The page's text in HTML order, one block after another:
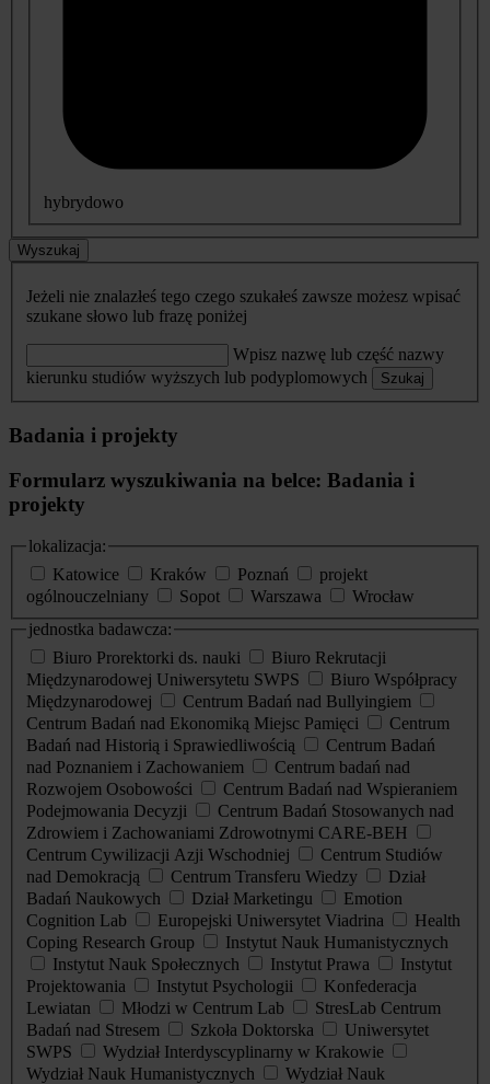
hybrydowo
Wyszukaj
Jeżeli nie znalazłeś tego czego szukałeś zawsze możesz wpisać
szukane słowo lub frazę poniżej
Wpisz nazwę lub część nazwy
kierunku studiów wyższych lub podyplomowych
Szukaj
Badania i projekty
Formularz wyszukiwania na belce: Badania i
projekty
lokalizacja:
Katowice
Kraków Poznań
projekt
ogólnouczelniany
Sopot Warszawa
Wrocław
jednostka badawcza:
Biuro Prorektorki ds. nauki
Biuro Rekrutacji
Międzynarodowej Uniwersytetu SWPS
Biuro Współpracy
Międzynarodowej
Centrum Badań nad Bullyingiem
Centrum Badań nad Ekonomiką Miejsc Pamięci
Centrum
Badań nad Historią i Sprawiedliwością
Centrum Badań
nad Poznaniem i Zachowaniem
Centrum badań nad
Rozwojem Osobowości
Centrum Badań nad Wspieraniem
Podejmowania Decyzji
Centrum Badań Stosowanych nad
Zdrowiem i Zachowaniami Zdrowotnymi CARE-BEH
Centrum Cywilizacji Azji Wschodniej
Centrum Studiów
nad Demokracją
Centrum Transferu Wiedzy
Dział
Badań Naukowych
Dział Marketingu
Emotion
Cognition Lab
Europejski Uniwersytet Viadrina
Health
Coping Research Group
Instytut Nauk Humanistycznych
Instytut Nauk Społecznych
Instytut Prawa
Instytut
Projektowania
Instytut Psychologii
Konfederacja
Lewiatan
Młodzi w Centrum Lab
StresLab Centrum
Badań nad Stresem
Szkoła Doktorska
Uniwersytet
SWPS
Wydział Interdyscyplinarny w Krakowie
Wydział Nauk Humanistycznych
Wydział Nauk